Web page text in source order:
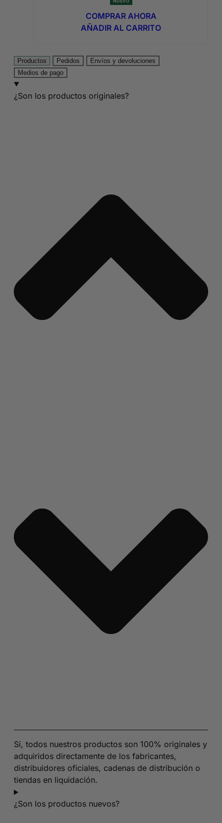
original
era:
8,95€.
actual
es:
4,74€.
COMPRAR AHORA
AÑADIR AL CARRITO
Productos Pedidos
Envíos y devoluciones
Medios de pago
¿Son los productos originales?
Sí, todos nuestros productos son 100% originales y
adquiridos directamente de los fabricantes,
distribuidores oficiales, cadenas de distribución o
tiendas en liquidación.
¿Son los productos nuevos?